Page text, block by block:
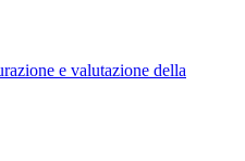
e valutazione della